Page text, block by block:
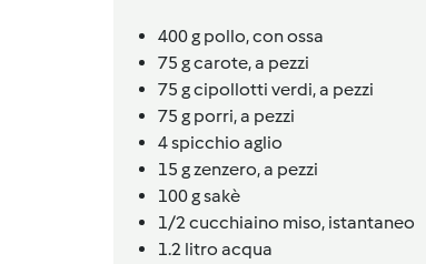
400g pollo,con ossa
75 gcarote,a pezzi
75 gcipollotti verdi,a pezzi
75 g porri,a pezzi
4spicchio aglio
15 gzenzero,a pezzi
100gsakè
1/2 cucchiaino miso, istantaneo
1.2 litro acqua